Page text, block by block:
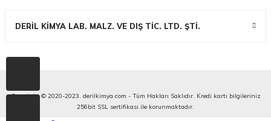
DERİL KİMYA LAB. MALZ. VE DIŞ TİC. LTD. ŞTİ.
Copyright © 2020-2023. derilkimya.com - Tüm Hakları Saklıdır. Kredi kartı bilgileriniz
256bit SSL sertifikası ile korunmaktadır.